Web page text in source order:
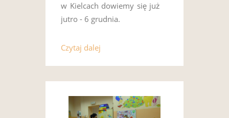
w Kielcach dowiemy się już
jutro - 6 grudnia.
Czytaj dalej